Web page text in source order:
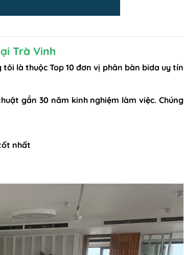
Trà Vinh
là thuộc Top 10 đơn vị phân bàn bida uy tín
gần 30 năm kinh nghiệm làm việc. Chúng
nhất